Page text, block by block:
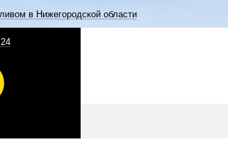
в Нижегородской области